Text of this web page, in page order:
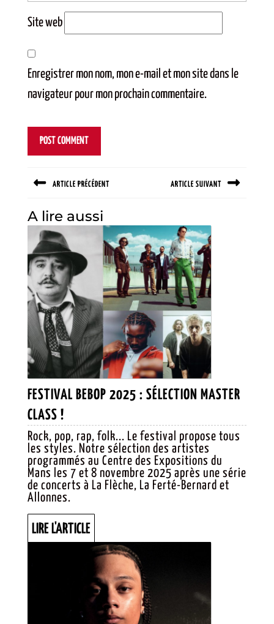
Site web
Enregistrer mon nom, mon e-mail et mon site dans le
navigateur pour mon prochain commentaire.
de
l’article
ARTICLE PRÉCÉDENT
Previous
post:
ARTICLE SUIVANT
post:
A lire aussi
FESTIVAL BEBOP 2025 : SÉLECTION MASTER
CLASS !
BEBOP
2025 :
SÉLECTION
MASTER
CLASS
!
Rock, pop, rap, folk... Le festival propose tous
les styles. Notre sélection des artistes
programmés au Centre des Expositions du
Mans les 7 et 8 novembre 2025 après une série
de concerts à La Flèche, La Ferté-Bernard et
Allonnes.
LIRE L'ARTICLELIRE
L'ARTICLE